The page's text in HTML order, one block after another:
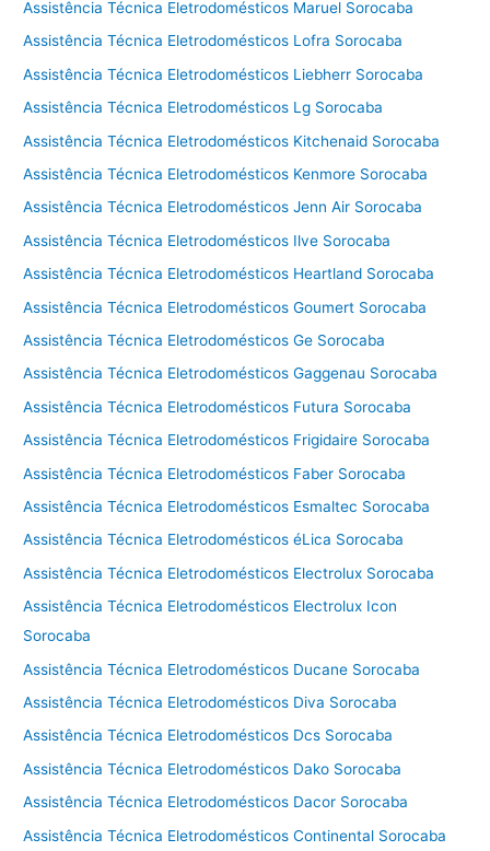
Assistência Técnica Eletrodomésticos Maruel Sorocaba
Assistência Técnica Eletrodomésticos Lofra Sorocaba
Assistência Técnica Eletrodomésticos Liebherr Sorocaba
Assistência Técnica Eletrodomésticos Lg Sorocaba
Assistência Técnica Eletrodomésticos Kitchenaid Sorocaba
Assistência Técnica Eletrodomésticos Kenmore Sorocaba
Assistência Técnica Eletrodomésticos Jenn Air Sorocaba
Assistência Técnica Eletrodomésticos Ilve Sorocaba
Assistência Técnica Eletrodomésticos Heartland Sorocaba
Assistência Técnica Eletrodomésticos Goumert Sorocaba
Assistência Técnica Eletrodomésticos Ge Sorocaba
Assistência Técnica Eletrodomésticos Gaggenau Sorocaba
Assistência Técnica Eletrodomésticos Futura Sorocaba
Assistência Técnica Eletrodomésticos Frigidaire Sorocaba
Assistência Técnica Eletrodomésticos Faber Sorocaba
Assistência Técnica Eletrodomésticos Esmaltec Sorocaba
Assistência Técnica Eletrodomésticos éLica Sorocaba
Assistência Técnica Eletrodomésticos Electrolux Sorocaba
Assistência Técnica Eletrodomésticos Electrolux Icon
Sorocaba
Assistência Técnica Eletrodomésticos Ducane Sorocaba
Assistência Técnica Eletrodomésticos Diva Sorocaba
Assistência Técnica Eletrodomésticos Dcs Sorocaba
Assistência Técnica Eletrodomésticos Dako Sorocaba
Assistência Técnica Eletrodomésticos Dacor Sorocaba
Assistência Técnica Eletrodomésticos Continental Sorocaba